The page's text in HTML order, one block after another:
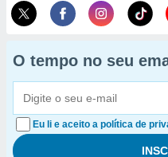
O tempo no seu
Eu li e aceito a política de